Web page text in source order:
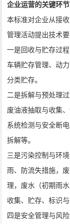
企业运营的关键环节
本标准对企业从接
管理活动提出技术要
一是回收与贮存过
车辆贮存管理、动
分类贮存。
二是拆解与预处理
废油液抽取与收集
系统检测与安全断
拆解等。
三是污染控制与环
雨、防流失措施，
理，废水（初期雨
收集、贮存、标识
四是安全管理与风